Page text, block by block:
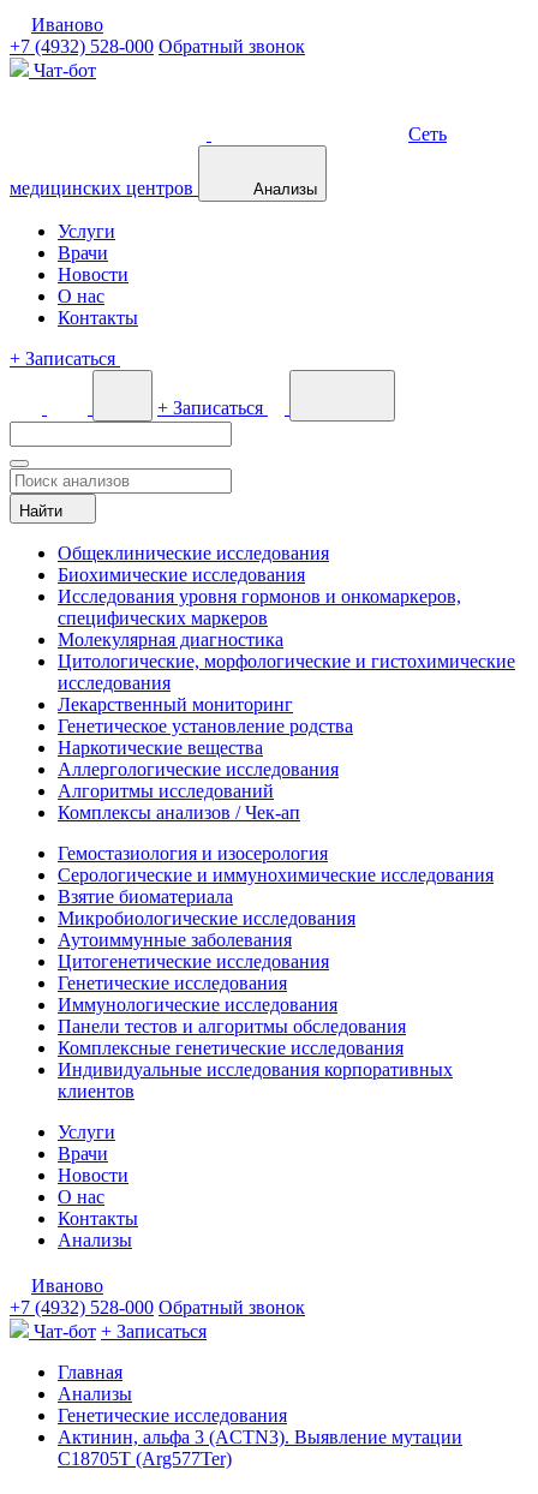
Иваново
+7 (4932) 528-000 Обратный звонок
Чат-бот
Сеть
медицинских центров Анализы
Услуги
Врачи
Новости
О нас
Контакты
+ Записаться
+ Записаться
Найти
Общеклинические исследования
Биохимические исследования
Исследования уровня гормонов и онкомаркеров,
специфических маркеров
Молекулярная диагностика
Цитологические, морфологические и гистохимические
исследования
Лекарственный мониторинг
Генетическое установление родства
Наркотические вещества
Аллергологические исследования
Алгоритмы исследований
Комплексы анализов / Чек-ап
Гемостазиология и изосерология
Серологические и иммунохимические исследования
Взятие биоматериала
Микробиологические исследования
Аутоиммунные заболевания
Цитогенетические исследования
Генетические исследования
Иммунологические исследования
Панели тестов и алгоритмы обследования
Комплексные генетические исследования
Индивидуальные исследования корпоративных
клиентов
Услуги
Врачи
Новости
О нас
Контакты
Анализы
Иваново
+7 (4932) 528-000 Обратный звонок
Чат-бот + Записаться
Главная
Анализы
Генетические исследования
Актинин, альфа 3 (ACTN3). Выявление мутации
C18705T (Arg577Ter)